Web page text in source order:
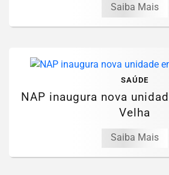
Saiba Mais
SAÚDE
NAP inaugura nova
Velha
Saiba Mais